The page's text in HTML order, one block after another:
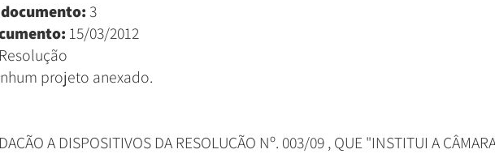
3
15/03/2012
Resolução
projeto anexado.
A DISPOSITIVOS DA RESOLUÇÃO Nº. 003/09 , QUE "INSTITUI A